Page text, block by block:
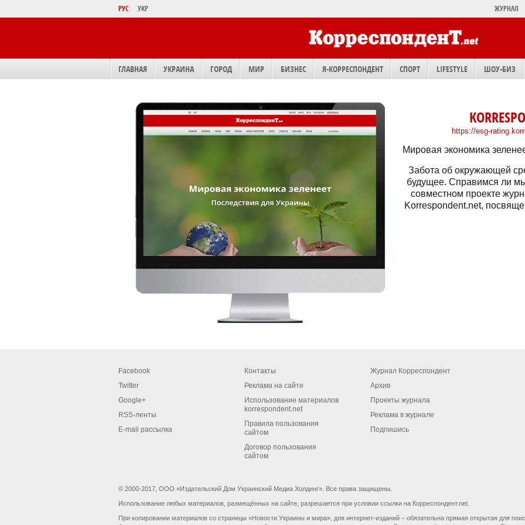
РУС УКР ЖУРНАЛ
ГЛАВНАЯ УКРАИНА ГОРОД МИР БИЗНЕС Я-КОРРЕСПОНДЕНТ СПОРТ LIFESTYLE ШОУ-БИЗ
https://esg-
Мировая экономика
Забота об окружающей
будущее. Справимся ли
совместном проекте
Korrespondent.net,
Facebook
Twitter
Google+
RSS-ленты
E-mail рассылка
Контакты
Реклама на сайте
Использование материалов
korrespondent.net
Правила пользования
сайтом
Договор пользования
сайтом
Журнал Корреспондент
Архив
Проекты журнала
Реклама в журнале
Подпишись
© 2000-2017, ООО «Издательский Дом Украинский Медиа Холдинг». Все права защищены.
Использование любых материалов, размещённых на сайте, разрешается при условии ссылки на Корреспондент.net.
При копировании материалов со страницы «Новости Украины и мира», для интернет-изданий – обязательна прямая открытая для